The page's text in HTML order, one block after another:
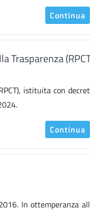
Continua
Trasparenza
istituita con
Continua
In ottemperanza